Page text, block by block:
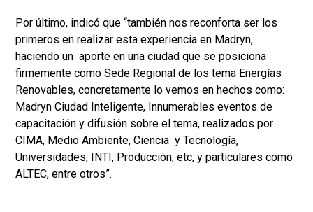
Por último, indicó que “también nos reconforta ser los
primeros en realizar esta experiencia en Madryn,
haciendo un aporte en una ciudad que se posiciona
firmemente como Sede Regional de los tema Energías
Renovables, concretamente lo vemos en hechos como:
Madryn Ciudad Inteligente, Innumerables eventos de
capacitación y difusión sobre el tema, realizados por
CIMA, Medio Ambiente, Ciencia y Tecnología,
Universidades, INTI, Producción, etc, y particulares como
ALTEC, entre otros”.